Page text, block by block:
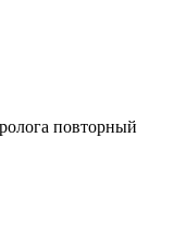
повторный